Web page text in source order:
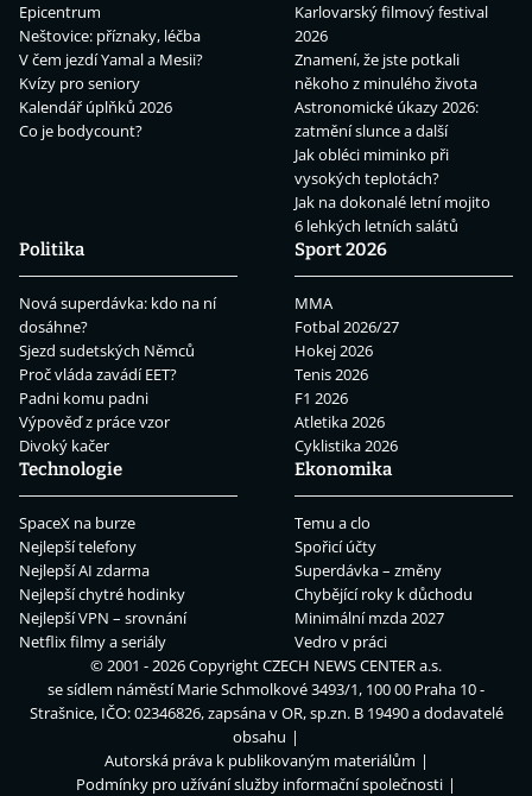
Epicentrum
Neštovice: příznaky, léčba
V čem jezdí Yamal a Mesii?
Kvízy pro seniory
Kalendář úplňků 2026
Co je bodycount?
Karlovarský filmový festival
2026
Znamení, že jste potkali
někoho z minulého života
Astronomické úkazy 2026:
zatmění slunce a další
Jak obléci miminko při
vysokých teplotách?
Jak na dokonalé letní mojito
6 lehkých letních salátů
Politika
Nová superdávka: kdo na ní
dosáhne?
Sjezd sudetských Němců
Proč vláda zavádí EET?
Padni komu padni
Výpověď z práce vzor
Divoký kačer
Sport 2026
MMA
Fotbal 2026/27
Hokej 2026
Tenis 2026
F1 2026
Atletika 2026
Cyklistika 2026
Technologie
SpaceX na burze
Nejlepší telefony
Nejlepší AI zdarma
Nejlepší chytré hodinky
Nejlepší VPN – srovnání
Netflix filmy a seriály
Ekonomika
Temu a clo
Spořicí účty
Superdávka – změny
Chybějící roky k důchodu
Minimální mzda 2027
Vedro v práci
© 2001 - 2026 CopyrightCZECH NEWS CENTER a.s.
se sídlem náměstí Marie Schmolkové 3493/1, 100 00 Praha 10 -
Strašnice, IČO: 02346826, zapsána v OR, sp.zn. B 19490 a dodavatelé
obsahu
Autorská práva k publikovaným materiálům
Podmínky pro užívání služby informační společnosti